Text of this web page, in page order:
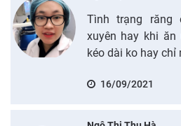
Tình trạng răng
xuyên hay khi
kéo dài ko hay chỉ
16/09/2021